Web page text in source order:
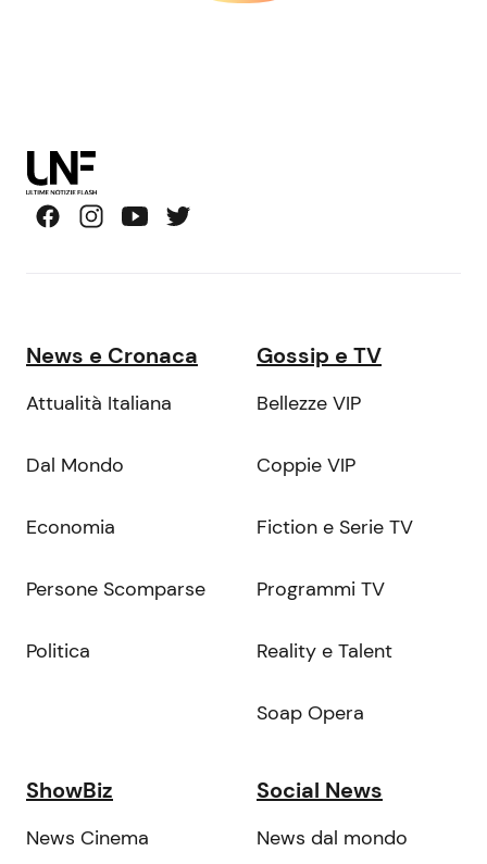
News e Cronaca
Attualità Italiana
Dal Mondo
Economia
Persone Scomparse
Politica
Gossip e TV
Bellezze VIP
Coppie VIP
Fiction e Serie TV
Programmi TV
Reality e Talent
Soap Opera
ShowBiz
News Cinema
Social News
News dal mondo